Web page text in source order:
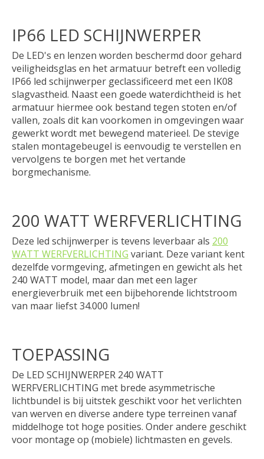
IP66 LED SCHIJNWERPER
De LED's en lenzen worden beschermd door gehard
veiligheidsglas en het armatuur betreft een volledig
IP66 led schijnwerper geclassificeerd met een IK08
slagvastheid. Naast een goede waterdichtheid is het
armatuur hiermee ook bestand tegen stoten en/of
vallen, zoals dit kan voorkomen in omgevingen waar
gewerkt wordt met bewegend materieel. De stevige
stalen montagebeugel is eenvoudig te verstellen en
vervolgens te borgen met het vertande
borgmechanisme.
200 WATT WERFVERLICHTING
Deze led schijnwerper is tevens leverbaar als 200
WATT WERFVERLICHTING variant. Deze variant kent
dezelfde vormgeving, afmetingen en gewicht als het
240 WATT model, maar dan met een lager
energieverbruik met een bijbehorende lichtstroom
van maar liefst 34.000 lumen!
TOEPASSING
De LED SCHIJNWERPER 240 WATT
WERFVERLICHTING met brede asymmetrische
lichtbundel is bij uitstek geschikt voor het verlichten
van werven en diverse andere type terreinen vanaf
middelhoge tot hoge posities. Onder andere geschikt
voor montage op (mobiele) lichtmasten en gevels.